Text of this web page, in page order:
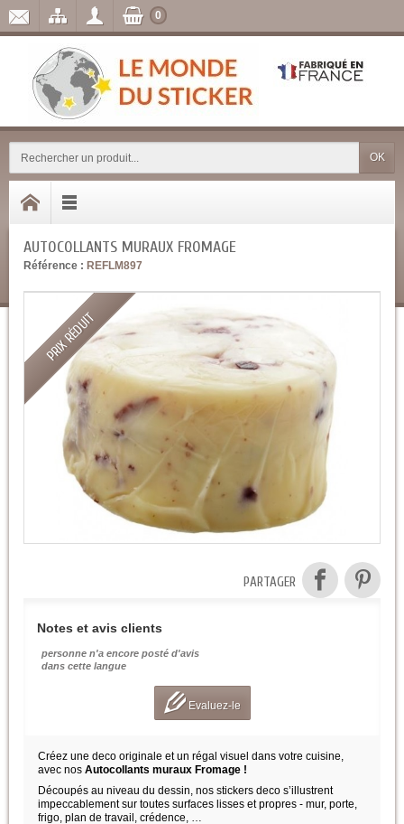
OK
0
AUTOCOLLANTS MURAUX FROMAGE
Référence : REFLM897
PRIX RÉDUIT
PARTAGER
Notes et avis clients
personne n'a encore posté d'avis
dans cette langue
Evaluez-le
Créez une deco originale et un régal visuel dans votre cuisine,
avec nos Autocollants muraux Fromage !
Découpés au niveau du dessin, nos stickers deco s’illustrent
impeccablement sur toutes surfaces lisses et propres - mur, porte,
frigo, plan de travail, crédence, …